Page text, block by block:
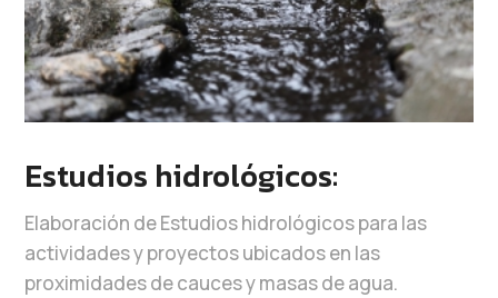
Estudios hidrológicos:
Elaboración de Estudios hidrológicos para las
actividades y proyectos ubicados en las
proximidades de cauces y masas de agua.